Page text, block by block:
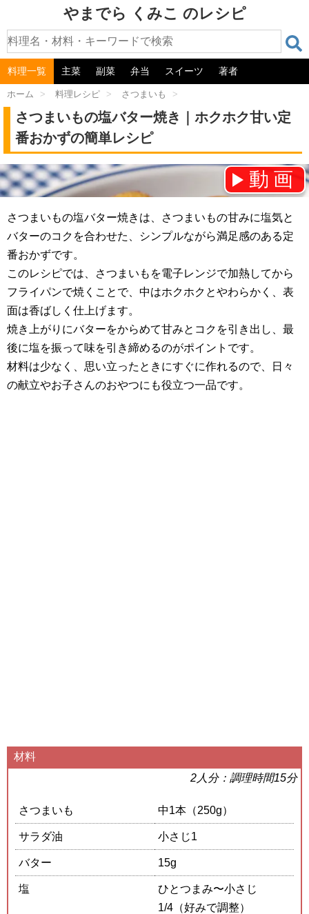
やまでら くみこ のレシピ
料理一覧 主菜 副菜 弁当 スイーツ 著者
ホーム > 料理レシピ > さつまいも >
さつまいもの塩バター焼き｜ホクホク甘い定
番おかずの簡単レシピ
動画
チャンネル登録をお願いします！⇒
さつまいもの塩バター焼きは、さつまいもの甘みに塩気と
バターのコクを合わせた、シンプルながら満足感のある定
番おかずです。
このレシピでは、さつまいもを電子レンジで加熱してから
フライパンで焼くことで、中はホクホクとやわらかく、表
面は香ばしく仕上げます。
焼き上がりにバターをからめて甘みとコクを引き出し、最
後に塩を振って味を引き締めるのがポイントです。
材料は少なく、思い立ったときにすぐに作れるので、日々
の献立やお子さんのおやつにも役立つ一品です。
材料
2人分：調理時間15分
さつまいも 中1本（250g）
サラダ油 小さじ1
バター 15g
塩
ひとつまみ〜小さじ
1/4（好みで調整）